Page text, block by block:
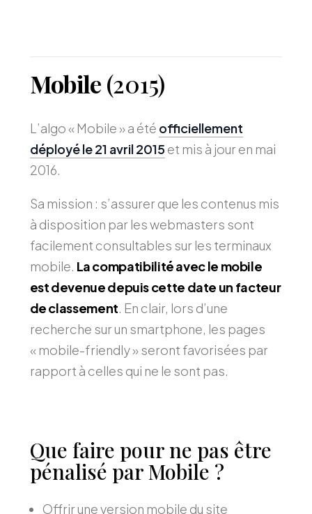
Mobile(2015)
L’algo « Mobile » a été officiellement
déployé le 21 avril 2015 et mis à jour en mai
2016.
Sa mission : s’assurer que les contenus mis
à disposition par les webmasters sont
facilement consultables sur les terminaux
mobile. La compatibilité avec le mobile
est devenue depuis cette date un facteur
de classement. En clair, lors d’une
recherche sur un smartphone, les pages
« mobile-friendly » seront favorisées par
rapport à celles qui ne le sont pas.
Que faire pour ne pas être
pénalisé par Mobile ?
Offrir une version mobile du site